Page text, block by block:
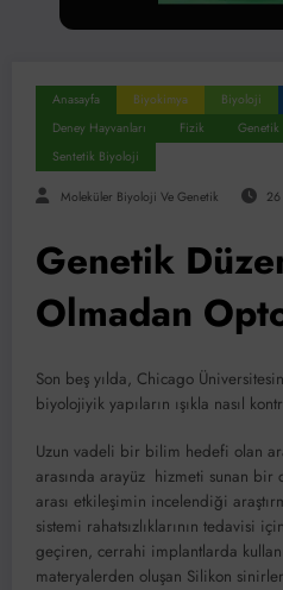
Anasayfa Biyokimya Biyoloji
Deney Hayvanları
Fizik Genetik
Sentetik Biyoloji
Moleküler Biyoloji Ve Genetik
Genetik
Olmadan
Son beş yılda, Chicago
biyolojiyik yapıların ışıkla nasıl
Uzun vadeli bir bilim hedefi olan
arasında arayüz hizmeti sunan
arası etkileşimin incelendiği
sistemi rahatsızlıklarının tedavisi
geçiren, cerrahi implantlarda
materyalerden oluşan Silikon sinirler